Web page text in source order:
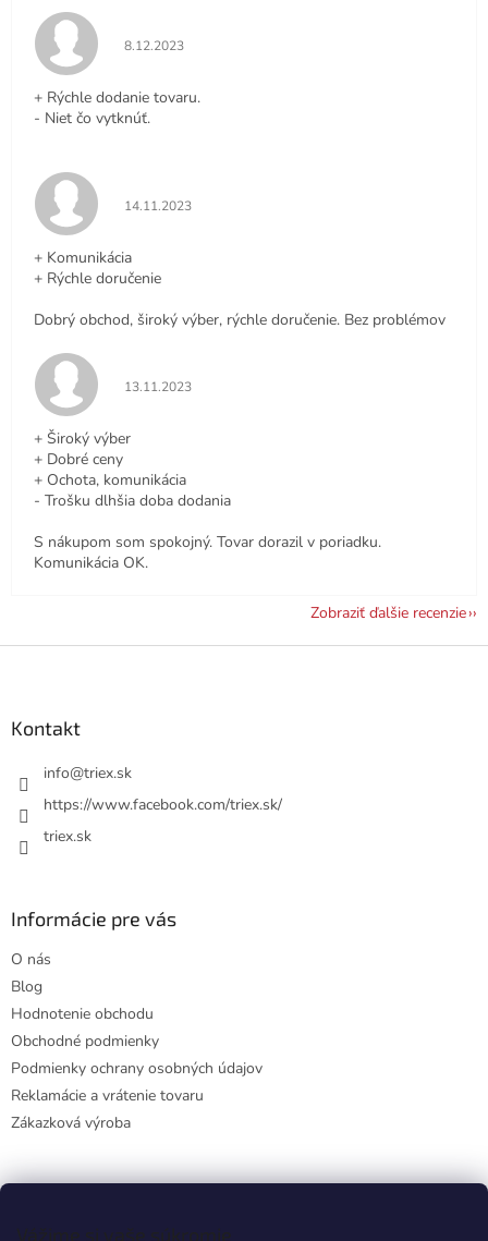
Vážime si vaše súkromie
Hodnotenie obchodu je 5 z 5 hviezdičiek.
8.12.2023
+ Rýchle dodanie tovaru.
- Niet čo vytknúť.
Hodnotenie obchodu je 5 z 5 hviezdičiek.
14.11.2023
+ Komunikácia
+ Rýchle doručenie
Dobrý obchod, široký výber, rýchle doručenie. Bez problémov
Hodnotenie obchodu je 5 z 5 hviezdičiek.
13.11.2023
+ Široký výber
+ Dobré ceny
+ Ochota, komunikácia
- Trošku dlhšia doba dodania
S nákupom som spokojný. Tovar dorazil v poriadku.
Komunikácia OK.
Zobraziť ďalšie recenzie
Kontakt
info@triex.sk
https://www.facebook.com/triex.sk/
triex.sk
Informácie pre vás
O nás
Blog
Hodnotenie obchodu
Obchodné podmienky
Podmienky ochrany osobných údajov
Reklamácie a vrátenie tovaru
Zákazková výroba